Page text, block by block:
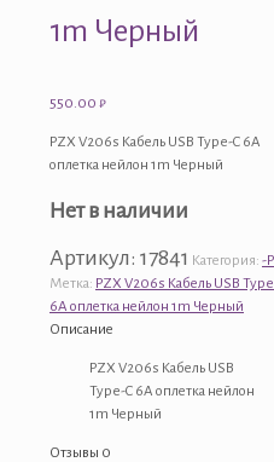
1m Черный
550.00 ₽
PZX V206s Кабель USB Type-C 6A
оплетка нейлон 1m Черный
Нет в наличии
Артикул: 17841 Категория: -
Метка: PZX V206s Кабель USB
6A оплетка нейлон 1m Черный
Описание
PZX V206s Кабель USB
Type-C 6A оплетка нейлон
1m Черный
Отзывы 0